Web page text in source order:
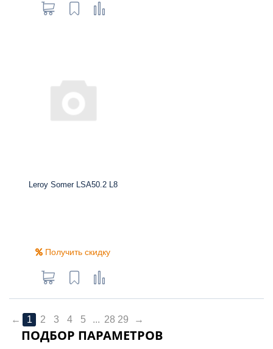
Leroy Somer LSA50.2 L8
Получить скидку
← 1 2 3 4 5 ... 28 29 →
ПОДБОР ПАРАМЕТРОВ